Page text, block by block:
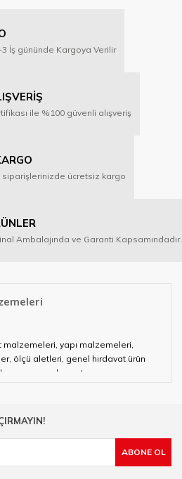
İş gününde Kargoya Verilir
ile %100 güvenli alışveriş
siparişlerinizde ücretsiz kargo
Ambalajında ve Garanti Kapsamındadır.
malzemeleri, yapı malzemeleri,
ölçü aletleri, genel hırdavat ürün
neredeyse tamamını
geniş ürün yelpazesi ile siz değerli
sanayi, inşaat ve fabrikalaşmaABONE OL